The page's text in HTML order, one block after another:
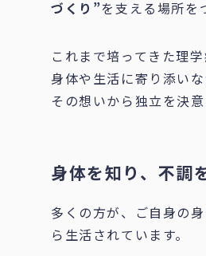
づくり”を支える場所を
これまで培ってきた理
身体や生活に寄り添い
その想いから独立を決意
身体を知り、不調
多くの方が、ご自身の
ら生活されています。